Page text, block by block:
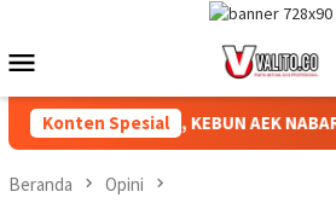
konten
Mobile
Konten Spesial
RI KE-81, KEBUN AEK NABARA
Beranda Opini